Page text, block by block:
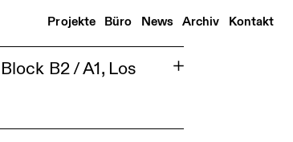
Projekte Büro News Archiv Kontakt
B2 / A1, Los